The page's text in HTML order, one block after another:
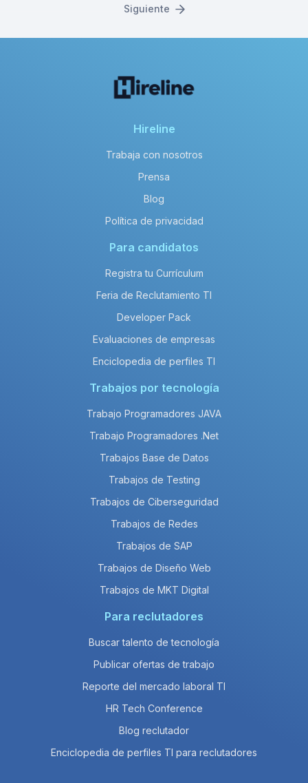
Siguiente
Hireline
Trabaja con nosotros
Prensa
Blog
Política de privacidad
Para candidatos
Registra tu Currículum
Feria de Reclutamiento TI
Developer Pack
Evaluaciones de empresas
Enciclopedia de perfiles TI
Trabajos por tecnología
Trabajo Programadores JAVA
Trabajo Programadores .Net
Trabajos Base de Datos
Trabajos de Testing
Trabajos de Ciberseguridad
Trabajos de Redes
Trabajos de SAP
Trabajos de Diseño Web
Trabajos de MKT Digital
Para reclutadores
Buscar talento de tecnología
Publicar ofertas de trabajo
Reporte del mercado laboral TI
HR Tech Conference
Blog reclutador
Enciclopedia de perfiles TI para reclutadores